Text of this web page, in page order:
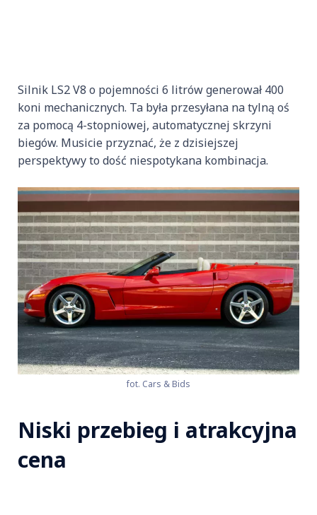
Silnik LS2 V8 o pojemności 6 litrów generował 400
koni mechanicznych. Ta była przesyłana na tylną oś
za pomocą 4-stopniowej, automatycznej skrzyni
biegów. Musicie przyznać, że z dzisiejszej
perspektywy to dość niespotykana kombinacja.
fot. Cars & Bids
Niski przebieg i atrakcyjna
cena